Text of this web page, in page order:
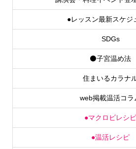
●レッスン最新スケジ
SDGs
⚫子宮温め法
住まいるカラナ
web掲載温活コラ
●マクロビレシピ
●温活レシピ
●発酵食レシピ